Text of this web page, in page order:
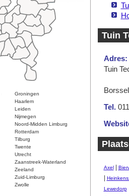
Groningen
Haarlem
Leiden
Nijmegen
Noord-Midden Limburg
Rotterdam
Tilburg
Twente
Utrecht
Zaanstreek-Waterland
Zeeland
Zuid-Limburg
Zwolle
Tuin
Adres:
Tuin
Tel.
Axel|
Lewedorp